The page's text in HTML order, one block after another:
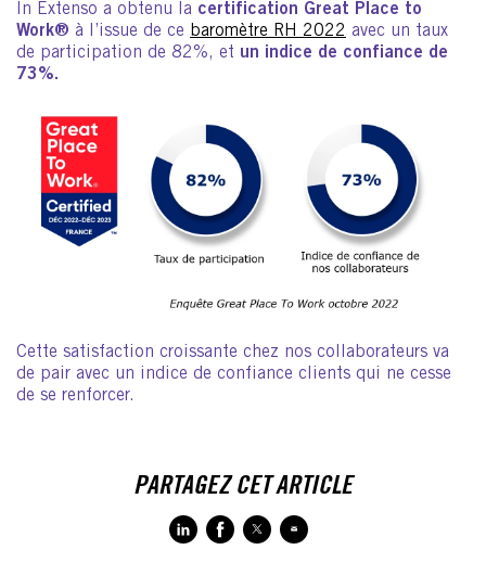
In Extenso a obtenu la certification Great Place to
Work® à l’issue de ce baromètre RH 2022 avec un taux
de participation de 82%, et un indice de confiance de
73%.
Cette satisfaction croissante chez nos collaborateurs va
de pair avec un indice de confiance clients qui ne cesse
de se renforcer.
PARTAGEZ CET ARTICLE